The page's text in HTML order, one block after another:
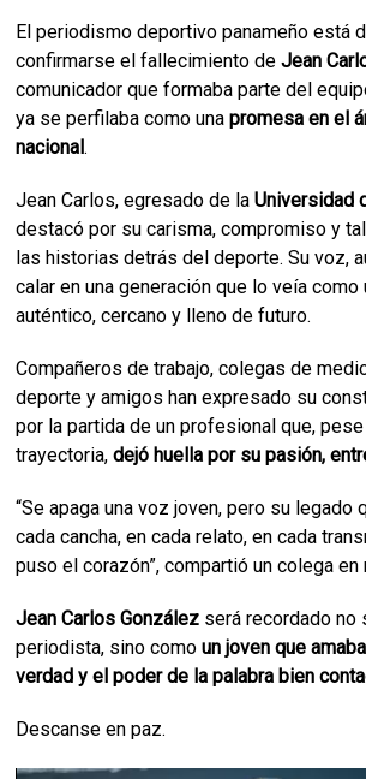
El periodismo deportivo panameño está
confirmarse el fallecimiento deJean
comunicador que formaba parte del
ya se perfilaba como unapromesa en el
nacional.
Jean Carlos, egresado de laUniversidad
destacó por su carisma, compromiso y
las historias detrás del deporte. Su voz,
calar en una generación que lo veía como
auténtico, cercano y lleno de futuro.
Compañeros de trabajo, colegas de
deporte y amigos han expresado su
por la partida de un profesional que,
trayectoria,dejó huella por su pasión,
“Se apaga una voz joven, pero su legado
cada cancha, en cada relato, en cada
puso el corazón”, compartió un colega
Jean Carlos González será recordado no
periodista, sino comoun joven que
verdad y el poder de la palabra bien
Descanse en paz.